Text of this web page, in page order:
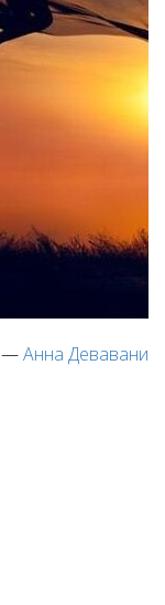
—Анна Девавани